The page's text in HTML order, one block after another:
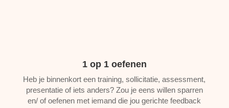
1 op 1 oefenen
Heb je binnenkort een training, sollicitatie, assessment,
presentatie of iets anders? Zou je eens willen sparren
en/ of oefenen met iemand die jou gerichte feedback